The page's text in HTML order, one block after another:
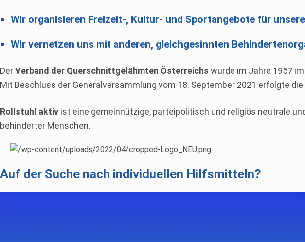
Wir organisieren Freizeit-, Kultur- und Sportangebote für
Wir vernetzen uns mit anderen, gleichgesinnten
DerVerband der Querschnittgelähmten Österreichs wurde im Jahre 1957
Mit Beschluss der Generalversammlung vom 18. September 2021 erfolgte
Rollstuhl aktiv ist eine gemeinnützige, parteipolitisch und religiös neutrale
behinderter Menschen.
Auf der Suche nach individuellen Hilfsmitteln?